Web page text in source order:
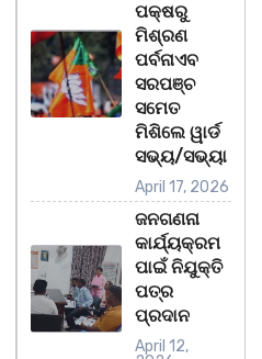
ପକ୍ଷରୁ
ମିଶ୍ରଣ
ପର୍ବନାଏବ
ସରପଞ୍ଚ
ସମେତ
ମିଶିଲେ ୱାର୍ଡ
ସଭ୍ୟ/ସଭ୍ୟା
April 17, 2026
ଜନଗଣନା
କାର୍ଯ୍ୟକ୍ରମ
ପାଇଁ ନିଯୁକ୍ତି
ପତ୍ର
ପ୍ରଦାନ
April 12,